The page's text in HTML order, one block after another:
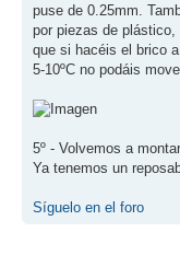
puse de 0.25mm.
por piezas de
que si hacéis el brico
5-10ºC no podáis
5º - Volvemos a
Ya tenemos un
Síguelo en el foro